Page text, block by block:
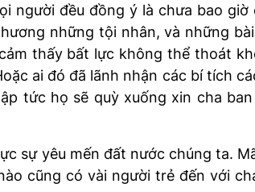
người đều đồng ý là chưa bao
những tội nhân, và những
thấy bất lực không thể thoát
ai đó đã lãnh nhận các bí tích
tức họ sẽ quỳ xuống xin cha
sự yêu mến đất nước chúng ta.
cũng có vài người trẻ đến với